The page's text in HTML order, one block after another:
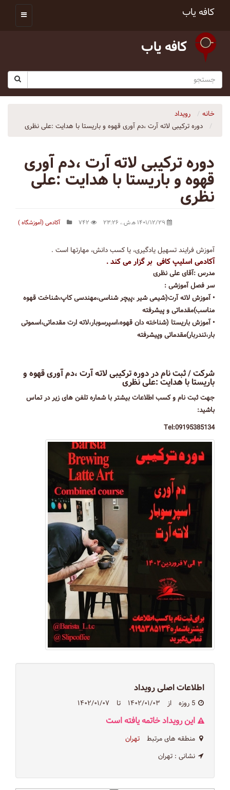
کافه یاب
کافه یاب
خانه
رویداد
دوره ترکیبی لاته آرت ،دم آوری قهوه و باریستا با هدایت :علی نظری
دوره ترکیبی لاته آرت ،دم آوری
قهوه و باریستا با هدایت :علی
نظری
آکادمی (آموزشگاه )
آموزش فرایند تسهیل یادگیری، یا کسب دانش، مهارتها است .
آکادمی اسلیپ کافی بر گزار می کند .
مدرس :آقای علی نظری
سر فصل آموزشی :
• آموزش لاته آرت(شيمى شير ،پيچر شناسى،مهندسى كاپ،شناخت قهوه
مناسب)مقدماتى و پيشرفته
• آموزش باریستا (شناخته دان قهوه،اسپرسوبار،لاته ارت مقدماتى،اسموتى
بار،تندربار)مقدماتى وپيشرفته
شرکت / ثبت نام در دوره ترکیبی لاته آرت ،دم آوری قهوه و
باریستا با هدایت :علی نظری
جهت ثبت نام و کسب اطلاعات بیشتر با شماره تلفن های زیر در تماس
باشید:
Tel:09195385134
اطلاعات اصلی رویداد
از ۱۴۰۲/۰۱/۰۳ تا ۱۴۰۲/۰۱/۰۷
این رویداد خاتمه یافته است
منطقه های مرتبط
تهران
نشانی : تهران